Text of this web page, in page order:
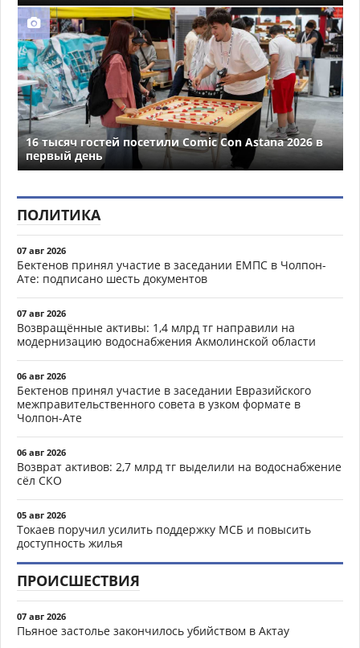
16 тысяч гостей посетили Comic Con Astana 2026 в
первый день
ПОЛИТИКА
07 авг 2026
Бектенов принял участие в заседании ЕМПС в Чолпон-
Ате: подписано шесть документов
07 авг 2026
Возвращённые активы: 1,4 млрд тг направили на
модернизацию водоснабжения Акмолинской области
06 авг 2026
Бектенов принял участие в заседании Евразийского
межправительственного совета в узком формате в
Чолпон-Ате
06 авг 2026
Возврат активов: 2,7 млрд тг выделили на водоснабжение
сёл СКО
05 авг 2026
Токаев поручил усилить поддержку МСБ и повысить
доступность жилья
ПРОИСШЕСТВИЯ
07 авг 2026
Пьяное застолье закончилось убийством в Актау